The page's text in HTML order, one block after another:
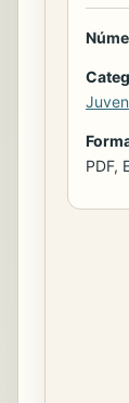
PDF,